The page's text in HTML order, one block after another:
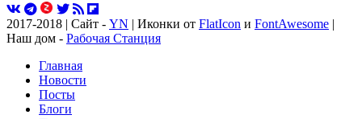
2017-2018 | Сайт - YN | Иконки от FlatIcon и FontAwesome |
Наш дом - Рабочая Станция
Главная
Новости
Посты
Блоги